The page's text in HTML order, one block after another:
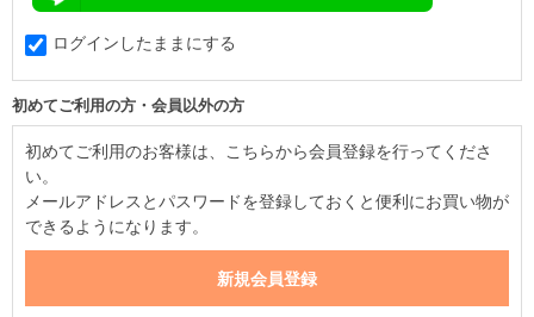
ログインしたままにする
初めてご利用の方・会員以外の方
初めてご利用のお客様は、こちらから会員登録を行ってくださ
い。
メールアドレスとパスワードを登録しておくと便利にお買い物が
できるようになります。